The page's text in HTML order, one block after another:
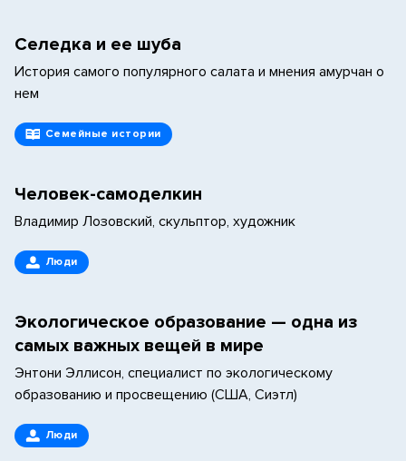
Селедка и ее шуба
История самого популярного салата и мнения амурчан о
нем
Семейные истории
Человек-самоделкин
Владимир Лозовский, скульптор, художник
Люди
Экологическое образование — одна из
самых важных вещей в мире
Энтони Эллисон, специалист по экологическому
образованию и просвещению (США, Сиэтл)
Люди